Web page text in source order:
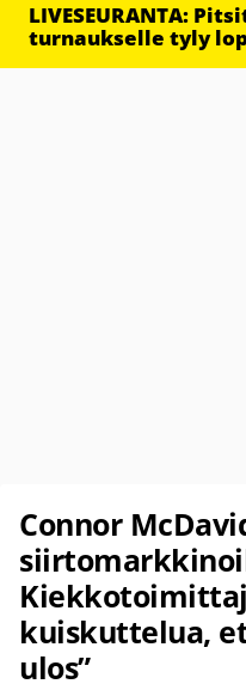
LIVESEURANTA:
turnaukselle tyly
Connor
kuiskuttelua,
ulos”